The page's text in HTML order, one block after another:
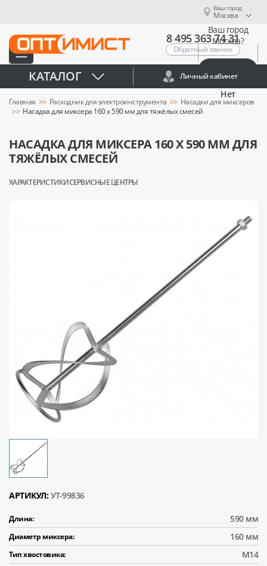
Ваш город
Москва
Ваш город
Москва?
Нет
8 495 363 74 31
Обратный звонок
КАТАЛОГ Личный кабинет
Главная Расходник для электроинструмента
Насадки для миксеров
Насадка для миксера 160 х 590 мм для тяжёлых смесей
НАСАДКА ДЛЯ МИКСЕРА 160 Х 590 ММ ДЛЯ
ТЯЖЁЛЫХ СМЕСЕЙ
ХАРАКТЕРИСТИКИСЕРВИСНЫЕ ЦЕНТРЫ
АРТИКУЛ: УТ-99836
Длина: 590 мм
Диаметр миксера: 160 мм
Тип хвостовика: М14